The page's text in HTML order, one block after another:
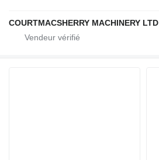
COURTMACSHERRY MACHINERY LTD